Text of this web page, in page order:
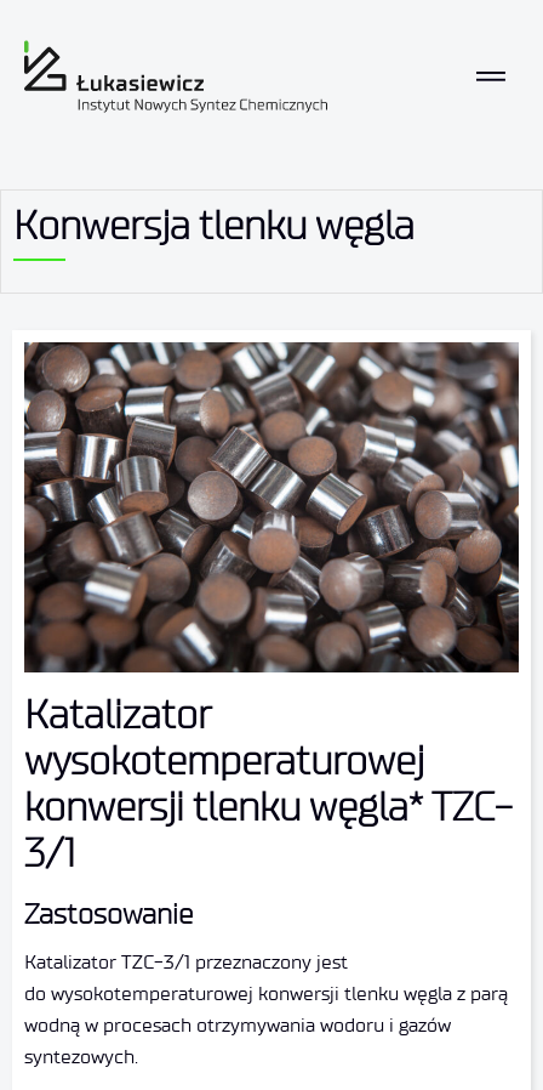
Konwersja tlenku węgla
Katalizator
wysokotemperaturowej
konwersji tlenku węgla* TZC-
3/1
Zastosowanie
Katalizator TZC-3/1 przeznaczony jest
do wysokotemperaturowej konwersji tlenku węgla z parą
wodną w procesach otrzymywania wodoru i gazów
syntezowych.